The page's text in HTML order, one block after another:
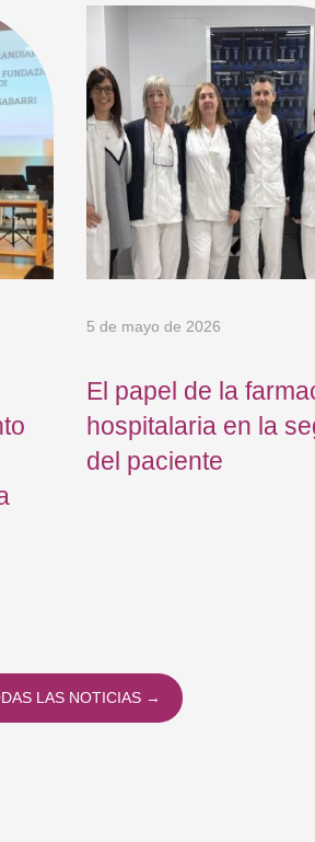
5 de mayo de 2026
El papel de la
hospitalaria en la
del paciente
LAS NOTICIAS →